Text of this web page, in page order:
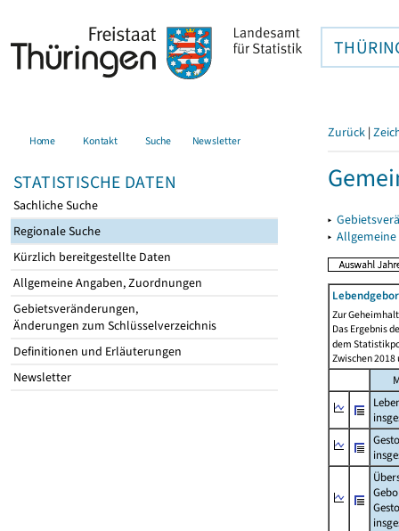
Home Kontakt Suche Newsletter
STATISTISCHE DATEN
Sachliche Suche
Regionale Suche
Kürzlich bereitgestellte Daten
Allgemeine Angaben, Zuordnungen
Gebietsveränderungen,
Änderungen zum Schlüsselverzeichnis
Definitionen und Erläuterungen
Newsletter
Zurück |
▸
▸
Zur
Das Ergebnis
dem
Zwischen